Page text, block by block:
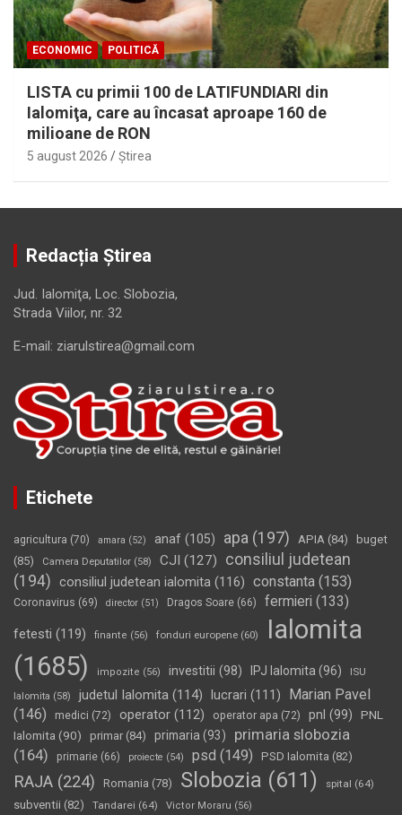
ECONOMIC POLITICĂ
LISTA cu primii 100 de LATIFUNDIARI din
Ialomiţa, care au încasat aproape 160 de
milioane de RON
5 august 2026 Ştirea
Redacția Știrea
Jud. Ialomiţa, Loc. Slobozia,
Strada Viilor, nr. 32
E-mail: ziarulstirea@gmail.com
Etichete
agricultura (70) amara (52) anaf (105) apa (197) APIA (84)
buget
(85)
Camera Deputatilor (58) CJI (127)
consiliul judetean
(194) consiliul judetean ialomita (116) constanta (153)
Coronavirus (69) director (51) Dragos Soare (66) fermieri (133)
fetesti (119) finante (56) fonduri europene (60)
Ialomita
(1685)
impozite (56) investitii (98) IPJ Ialomita (96) ISU
Ialomita (58) judetul Ialomita (114) lucrari (111)
Marian Pavel
(146)
medici (72) operator (112) operator apa (72) pnl (99)
PNL
Ialomita (90) primar(84) primaria (93)
primaria slobozia
(164)
primarie (66) proiecte (54) psd (149) PSD Ialomita (82)
RAJA (224) Romania (78) Slobozia (611) spital (64)
subventii (82) Tandarei (64) Victor Moraru (56)